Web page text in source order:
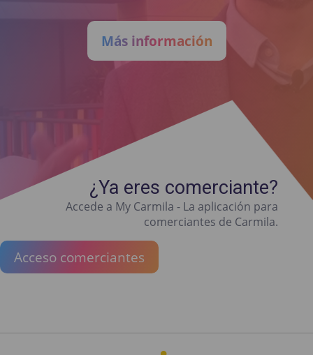
Más información
¿Ya eres comerciante?
Accede a My Carmila - La aplicación para
comerciantes de Carmila.
Acceso comerciantes